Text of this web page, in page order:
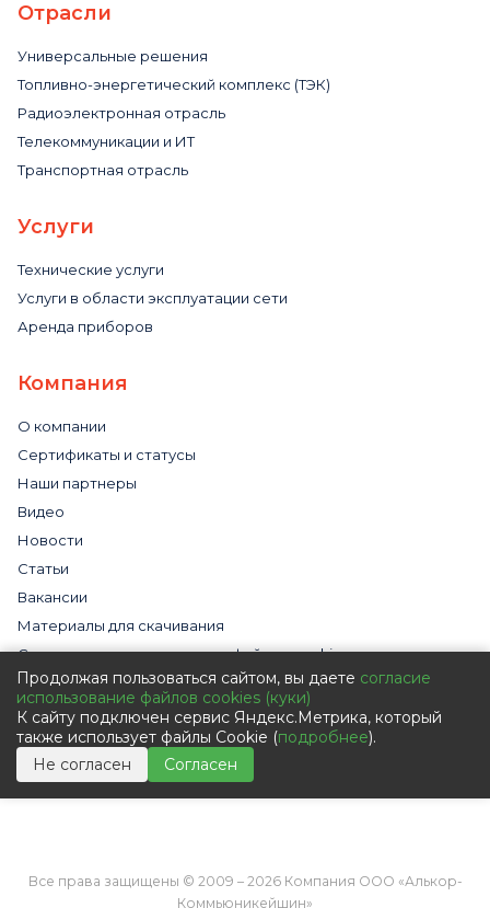
Отрасли
Универсальные решения
Топливно-энергетический комплекс (ТЭК)
Радиоэлектронная отрасль
Телекоммуникации и ИТ
Транспортная отрасль
Услуги
Технические услуги
Услуги в области эксплуатации сети
Аренда приборов
Компания
О компании
Сертификаты и статусы
Наши партнеры
Видео
Новости
Статьи
Вакансии
Материалы для скачивания
Cогласие на использование файлов cookies
Обработка персональных данных с помощью сервиса
«Яндекс.Метрика»
Политика в отношении обработки персональных данных
Пользовательское соглашение
Согласие на обработку персональных данных
Все права защищены © 2009 – 2026 Компания ООО «Алькор-
Коммьюникейшин»
Продолжая пользоваться сайтом, вы даете согласие
использование файлов cookies (куки)
К сайту подключен сервис Яндекс.Метрика, который
также использует файлы Cookie (подробнее).
Не согласен
Согласен